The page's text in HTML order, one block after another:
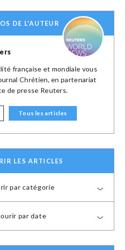
DE L'AUTEUR
française et mondiale vous
Chrétien, en partenariat
de presse Reuters.
Tous les articles
LES ARTICLES
par catégorie
par date